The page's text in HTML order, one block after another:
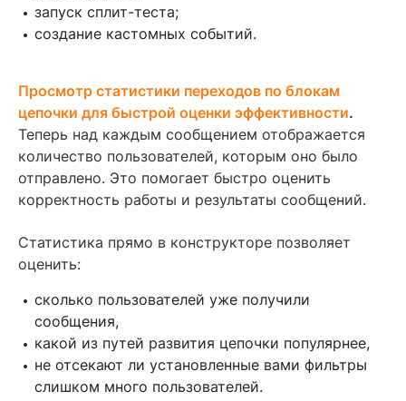
запуск сплит-теста;
создание кастомных событий.
Просмотр статистики переходов по блокам
цепочки для быстрой оценки эффективности.
Теперь над каждым сообщением отображается
количество пользователей, которым оно было
отправлено. Это помогает быстро оценить
корректность работы и результаты сообщений.
Статистика прямо в конструкторе позволяет
оценить:
сколько пользователей уже получили
сообщения,
какой из путей развития цепочки популярнее,
не отсекают ли установленные вами фильтры
слишком много пользователей.